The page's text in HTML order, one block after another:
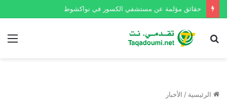
حقائق مؤلمة عن مستشفي الكسور في نواكشوط
بحث
الرئيسية / الأخبار